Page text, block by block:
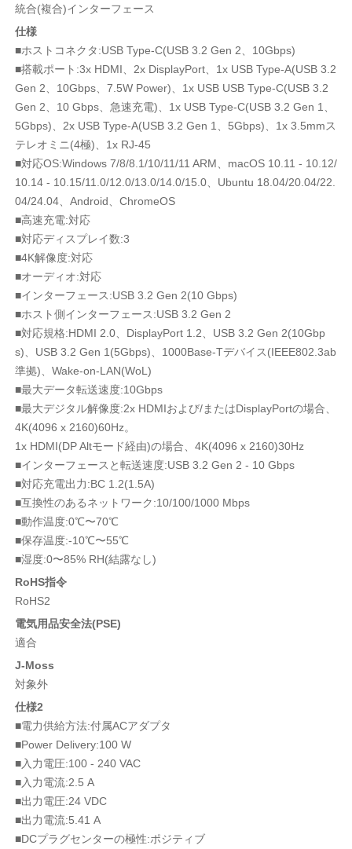
統合(複合)インターフェース
仕様
■ホストコネクタ:USB Type-C(USB 3.2 Gen 2、10Gbps)
■搭載ポート:3x HDMI、2x DisplayPort、1x USB Type-A(USB 3.2
Gen 2、10Gbps、7.5W Power)、1x USB USB Type-C(USB 3.2
Gen 2、10 Gbps、急速充電)、1x USB Type-C(USB 3.2 Gen 1、
5Gbps)、2x USB Type-A(USB 3.2 Gen 1、5Gbps)、1x 3.5mmス
テレオミニ(4極)、1x RJ-45
■対応OS:Windows 7/8/8.1/10/11/11 ARM、macOS 10.11 - 10.12/
10.14 - 10.15/11.0/12.0/13.0/14.0/15.0、Ubuntu 18.04/20.04/22.
04/24.04、Android、ChromeOS
■高速充電:対応
■対応ディスプレイ数:3
■4K解像度:対応
■オーディオ:対応
■インターフェース:USB 3.2 Gen 2(10 Gbps)
■ホスト側インターフェース:USB 3.2 Gen 2
■対応規格:HDMI 2.0、DisplayPort 1.2、USB 3.2 Gen 2(10Gbp
s)、USB 3.2 Gen 1(5Gbps)、1000Base-Tデバイス(IEEE802.3ab
準拠)、Wake-on-LAN(WoL)
■最大データ転送速度:10Gbps
■最大デジタル解像度:2x HDMIおよび/またはDisplayPortの場合、
4K(4096 x 2160)60Hz。
1x HDMI(DP Altモード経由)の場合、4K(4096 x 2160)30Hz
■インターフェースと転送速度:USB 3.2 Gen 2 - 10 Gbps
■対応充電出力:BC 1.2(1.5A)
■互換性のあるネットワーク:10/100/1000 Mbps
■動作温度:0℃〜70℃
■保存温度:-10℃〜55℃
■湿度:0〜85% RH(結露なし)
RoHS指令
RoHS2
電気用品安全法(PSE)
適合
J-Moss
対象外
仕様2
■電力供給方法:付属ACアダプタ
■Power Delivery:100 W
■入力電圧:100 - 240 VAC
■入力電流:2.5 A
■出力電圧:24 VDC
■出力電流:5.41 A
■DCプラグセンターの極性:ポジティブ